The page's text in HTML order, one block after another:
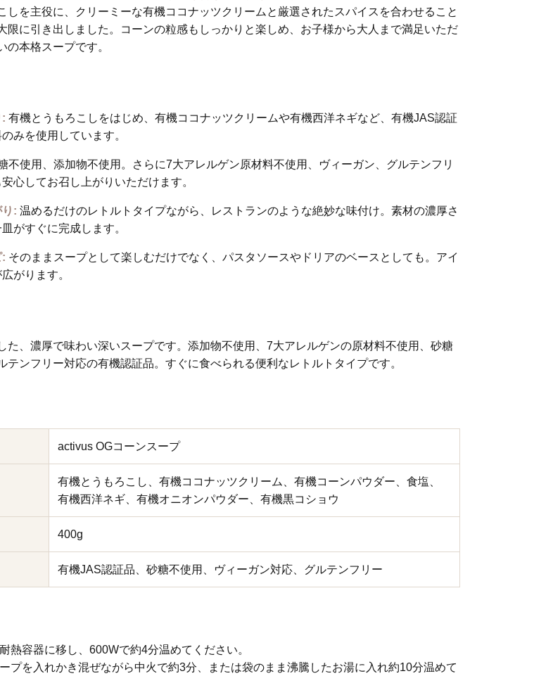
しを主役に、クリーミーな有機ココナッツクリームと厳選されたスパイスを合わせること
限に引き出しました。コーンの粒感もしっかりと楽しめ、お子様から大人まで満足いただ
の本格スープです。
: 有機とうもろこしをはじめ、有機ココナッツクリームや有機西洋ネギなど、有機JAS認証
みを使用しています。
不使用、添加物不使用。さらに7大アレルゲン原材料不使用、ヴィーガン、グルテンフリ
心してお召し上がりいただけます。
: 温めるだけのレトルトタイプながら、レストランのような絶妙な味付け。素材の濃厚さ
がすぐに完成します。
: そのままスープとして楽しむだけでなく、パスタソースやドリアのベースとしても。アイ
がります。
た、濃厚で味わい深いスープです。添加物不使用、7大アレルゲンの原材料不使用、砂糖
テンフリー対応の有機認証品。すぐに食べられる便利なレトルトタイプです。
activus OGコーンスープ
有機とうもろこし、有機ココナッツクリーム、有機コーンパウダー、食塩、
有機西洋ネギ、有機オニオンパウダー、有機黒コショウ
400g
有機JAS認証品、砂糖不使用、ヴィーガン対応、グルテンフリー
熱容器に移し、600Wで約4分温めてください。
プを入れかき混ぜながら中火で約3分、または袋のまま沸騰したお湯に入れ約10分温めて